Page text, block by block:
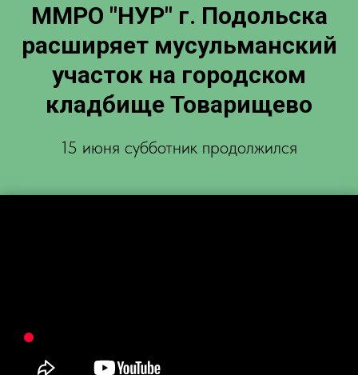
ММРО "НУР" г. Подольска
расширяет мусульманский
участок на городском
кладбище Товарищево
15 июня субботник продолжился